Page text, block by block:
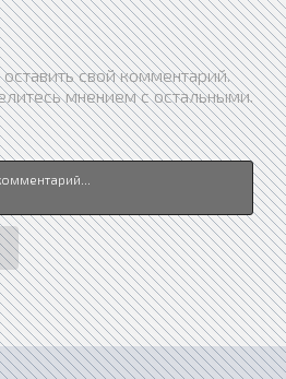
свой комментарий.
мнением с остальными.